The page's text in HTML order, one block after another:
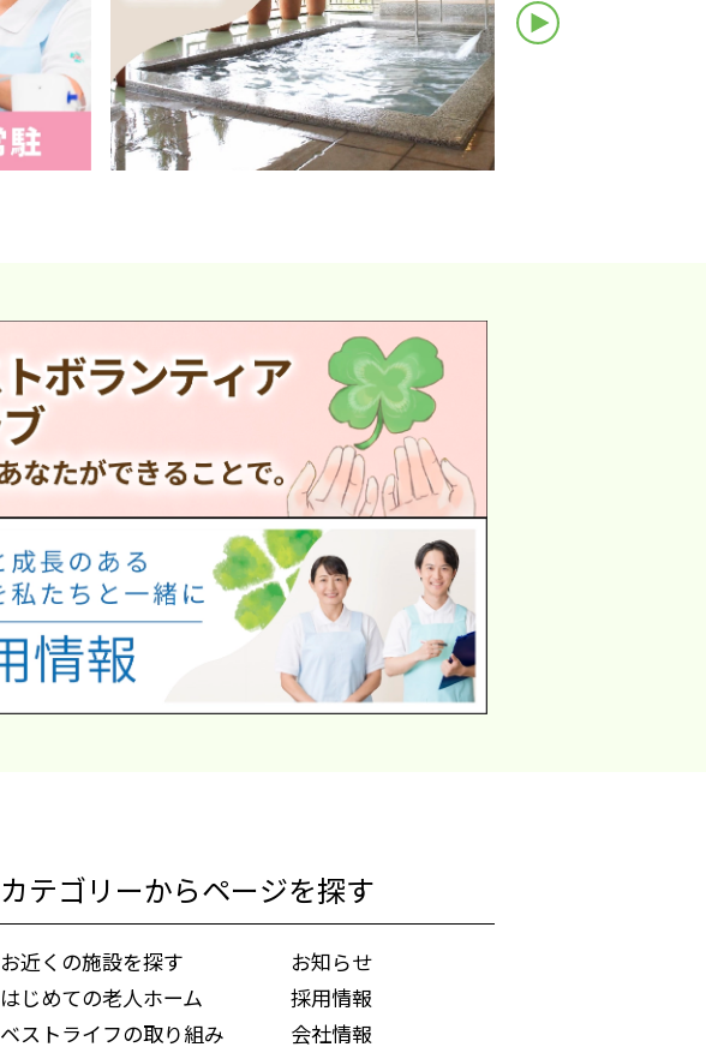
カテゴリーからページを探す
お近くの施設を探す
はじめての老人ホーム
ベストライフの取り組み
お知らせ
採用情報
会社情報